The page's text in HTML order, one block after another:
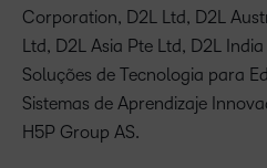
Corporation, D2L Ltd, D2L
Ltd, D2L Asia Pte Ltd, D2L
Soluções de Tecnologia para
Sistemas de Aprendizaje
H5P Group AS.